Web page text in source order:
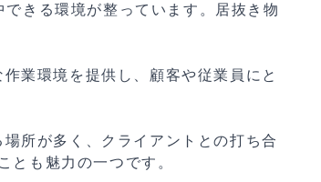
きる環境が整っています。居抜き物
業環境を提供し、顧客や従業員にと
所が多く、クライアントとの打ち合
も魅力の一つです。